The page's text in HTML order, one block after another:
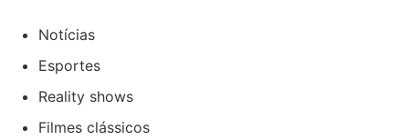
Notícias
Esportes
Reality shows
Filmes clássicos